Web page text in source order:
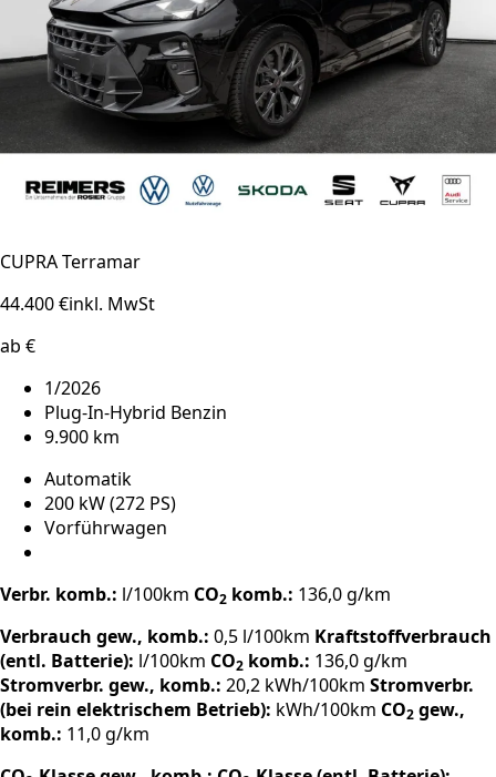
CUPRA Terramar
44.400 €inkl. MwSt
ab €
1/2026
Plug-In-Hybrid Benzin
9.900 km
Automatik
200 kW (272 PS)
Vorführwagen
Verbr. komb.: l/100km CO2 komb.: 136,0 g/km
Verbrauch gew., komb.: 0,5 l/100km Kraftstoffverbrauch
(entl. Batterie): l/100km CO2 komb.: 136,0 g/km
Stromverbr. gew., komb.: 20,2 kWh/100km Stromverbr.
(bei rein elektrischem Betrieb): kWh/100km CO2 gew.,
komb.: 11,0 g/km